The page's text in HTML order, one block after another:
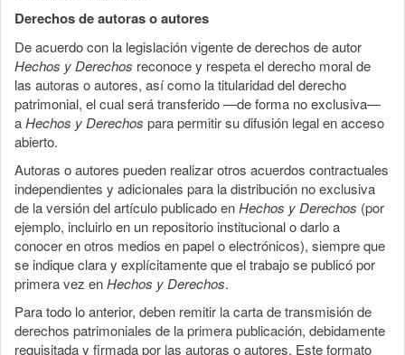
Derechos de autoras o autores
De acuerdo con la legislación vigente de derechos de autor
Hechos y Derechos reconoce y respeta el derecho moral de
las autoras o autores, así como la titularidad del derecho
patrimonial, el cual será transferido —de forma no exclusiva—
aHechos y Derechos para permitir su difusión legal en acceso
abierto.
Autoras o autores pueden realizar otros acuerdos contractuales
independientes y adicionales para la distribución no exclusiva
de la versión del artículo publicado enHechos y Derechos (por
ejemplo, incluirlo en un repositorio institucional o darlo a
conocer en otros medios en papel o electrónicos), siempre que
se indique clara y explícitamente que el trabajo se publicó por
primera vez enHechos y Derechos.
Para todo lo anterior, deben remitir la carta de transmisión de
derechos patrimoniales de la primera publicación, debidamente
requisitada y firmada por las autoras o autores. Este formato